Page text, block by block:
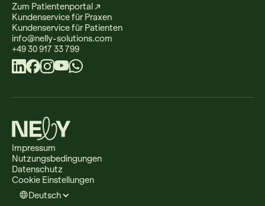
Zum Patientenportal ↗
Kundenservice für Praxen
Kundenservice für Patienten
info@nelly-solutions.com
+49 30 917 33 799
Impressum
Nutzungsbedingungen
Datenschutz
Cookie Einstellungen
Deutsch